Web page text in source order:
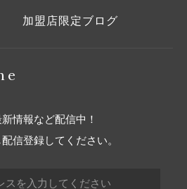
加盟店限定ブログ
情報など配信中！
信登録してください。